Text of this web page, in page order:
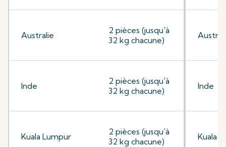
Australie
2 pièces (jusqu'à
32 kg chacune)
Inde
2 pièces (jusqu'à
32 kg chacune)
Kuala Lumpur
2 pièces (jusqu'à
32 kg chacune)
Inde
Kuala